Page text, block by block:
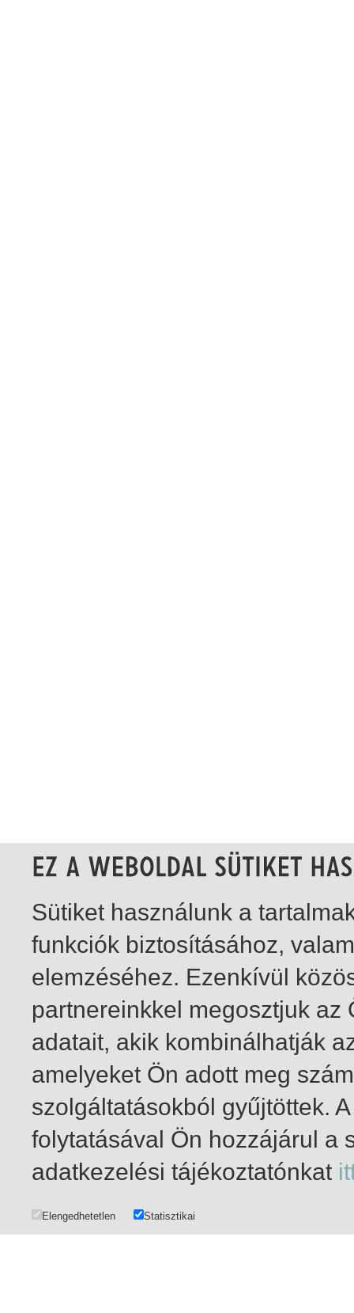
1-20 / insgesamt 76 Treffer
Sütiket használunk a
funkciók biztosításához,
elemzéséhez. Ezenkívül
partnereinkkel megosztjuk
adatait, akik kombinálhatják
amelyeket Ön adott meg
szolgáltatásokból gyűjtöttek.
folytatásával Ön hozzájárul a
adatkezelési tájékoztatónkat
Elengedhetetlen Statisztikai